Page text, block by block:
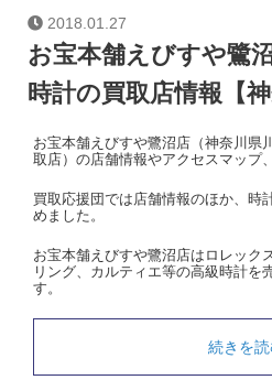
2018.01.27
お宝本舗えびすや鷺
時計の買取店情報【神
お宝本舗えびすや鷺沼店（神奈川県
取店）の店舗情報やアクセスマップ
買取応援団では店舗情報のほか、時
めました。
お宝本舗えびすや鷺沼店はロレック
リング、カルティエ等の高級時計を
す。
続きを